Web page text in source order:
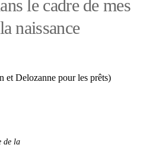
le cadre de mes
naissance
et Delo­zanne pour les prêts)
de la